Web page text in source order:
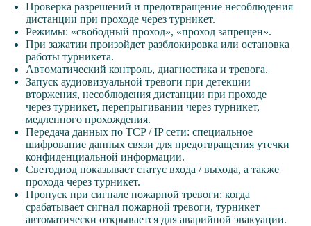
Проверка разрешений и предотвращение несоблюдения
дистанции при проходе через турникет.
Режимы: «свободный проход», «проход запрещен».
При зажатии произойдет разблокировка или остановка
работы турникета.
Автоматический контроль, диагностика и тревога.
Запуск аудиовизуальной тревоги при детекции
вторжения, несоблюдения дистанции при проходе
через турникет, перепрыгивании через турникет,
медленного прохождения.
Передача данных по TCP / IP сети: специальное
шифрование данных связи для предотвращения утечки
конфиденциальной информации.
Светодиод показывает статус входа / выхода, а также
прохода через турникет.
Пропуск при сигнале пожарной тревоги: когда
срабатывает сигнал пожарной тревоги, турникет
автоматически открывается для аварийной эвакуации.